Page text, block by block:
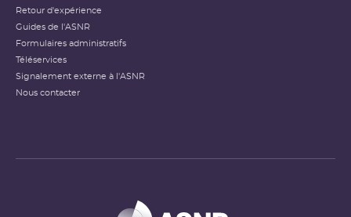
Retour d'expérience
Guides de l'ASNR
Formulaires administratifs
Téléservices
Signalement externe à l'ASNR
Nous contacter